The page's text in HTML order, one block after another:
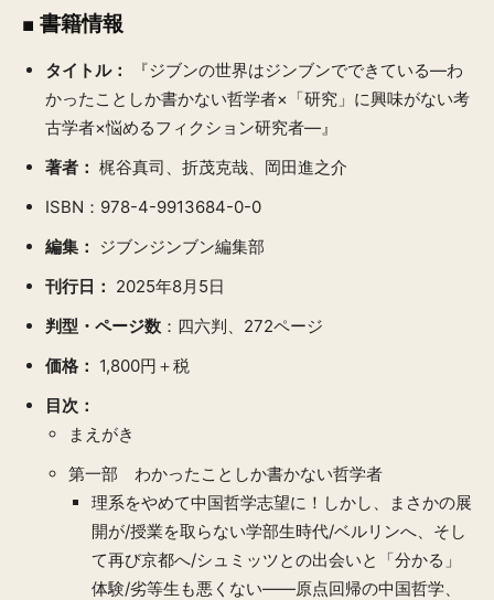
■ 書籍情報
タイトル：
『ジブンの世界はジンブンでできている―わ
かったことしか書かない哲学者×「研究」に興味がない考
古学者×悩めるフィクション研究者―』
著者： 梶谷真司、折茂克哉、岡田進之介
ISBN：978-4-9913684-0-0
編集： ジブンジンブン編集部
刊行日： 2025年8月5日
判型・ページ数 ：四六判、272ページ
価格： 1,800円＋税
目次：
まえがき
第一部 わかったことしか書かない哲学者
理系をやめて中国哲学志望に！しかし、まさかの展
開が/授業を取らない学部生時代/ベルリンへ、そし
て再び京都へ/シュミッツとの出会いと「分かる」
体験/劣等生も悪くない——原点回帰の中国哲学、